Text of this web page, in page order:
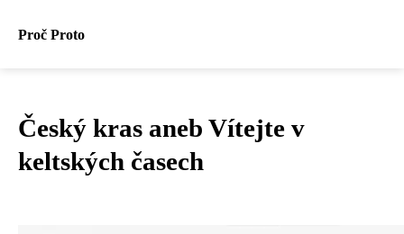
Proč Proto
Český kras aneb Vítejte v
keltských časech